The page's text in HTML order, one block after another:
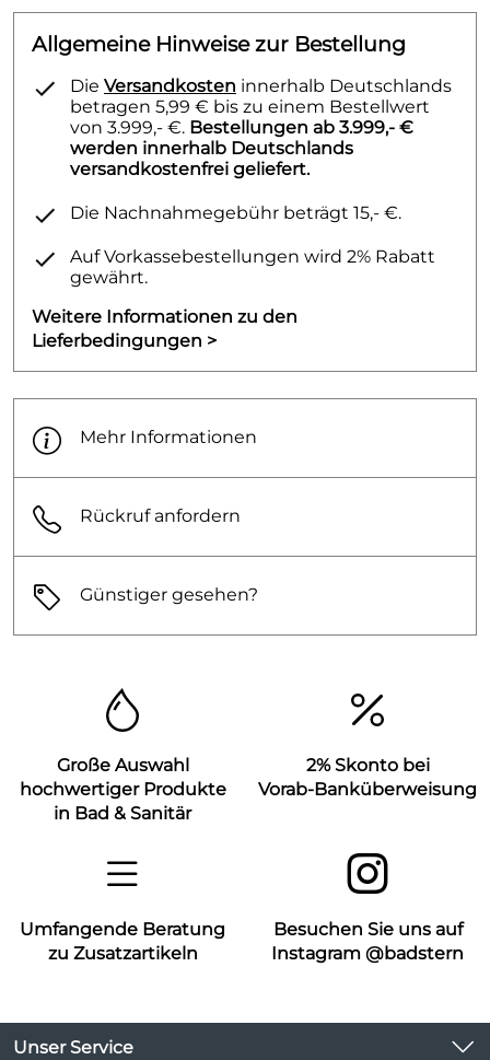
Allgemeine Hinweise zur Bestellung
Die Versandkosten innerhalb Deutschlands
betragen 5,99 € bis zu einem Bestellwert
von 3.999,- €. Bestellungen ab 3.999,- €
werden innerhalb Deutschlands
versandkostenfrei geliefert.
Die Nachnahmegebühr beträgt 15,- €.
Auf Vorkassebestellungen wird 2% Rabatt
gewährt.
Weitere Informationen zu den
Lieferbedingungen >
Mehr Informationen
Rückruf anfordern
Günstiger gesehen?
Große Auswahl
hochwertiger Produkte
in Bad & Sanitär
2% Skonto bei
Vorab-Banküberweisung
Umfangende Beratung
zu Zusatzartikeln
Besuchen Sie uns auf
Instagram @badstern
Unser Service